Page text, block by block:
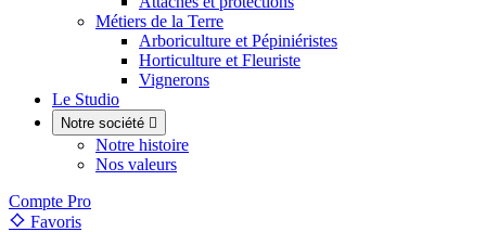
Métiers de la Terre
Arboriculture et Pépiniéristes
Horticulture et Fleuriste
Vignerons
Le Studio
Notre société 
Notre histoire
Nos valeurs
Compte Pro
Favoris